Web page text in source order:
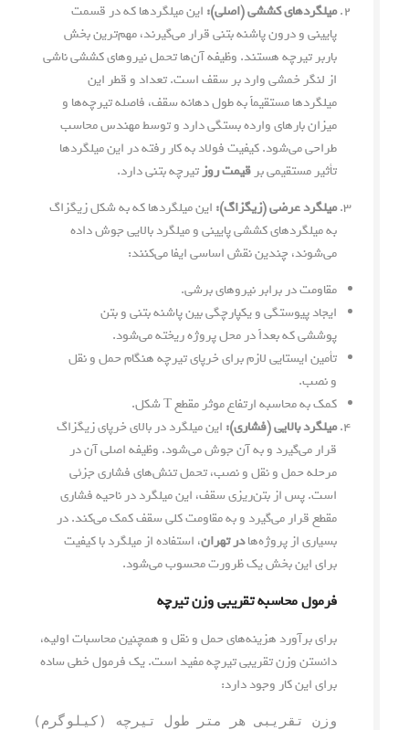
میلگردهای کششی (اصلی): این میلگردها که در قسمت
پایینی و درون پاشنه بتنی قرار می‌گیرند، مهم‌ترین بخش
باربر تیرچه هستند. وظیفه آن‌ها تحمل نیروهای کششی ناشی
از لنگر خمشی وارد بر سقف است. تعداد و قطر این
میلگردها مستقیماً به طول دهانه سقف، فاصله تیرچه‌ها و
میزان بارهای وارده بستگی دارد و توسط مهندس محاسب
طراحی می‌شود. کیفیت فولاد به کار رفته در این میلگردها
تأثیر مستقیمی برقیمت روزتیرچه بتنی دارد.
میلگرد عرضی (زیگزاگ): این میلگردها که به شکل زیگزاگ
به میلگردهای کششی پایینی و میلگرد بالایی جوش داده
می‌شوند، چندین نقش اساسی ایفا می‌کنند:
مقاومت در برابر نیروهای برشی.
ایجاد پیوستگی و یکپارچگی بین پاشنه بتنی و بتن
پوششی که بعداً در محل پروژه ریخته می‌شود.
تأمین ایستایی لازم برای خرپای تیرچه هنگام حمل و نقل
و نصب.
کمک به محاسبه ارتفاع موثر مقطع T شکل.
میلگرد بالایی (فشاری): این میلگرد در بالای خرپای زیگزاگ
قرار می‌گیرد و به آن جوش می‌شود. وظیفه اصلی آن در
مرحله حمل و نقل و نصب، تحمل تنش‌های فشاری جزئی
است. پس از بتن‌ریزی سقف، این میلگرد در ناحیه فشاری
مقطع قرار می‌گیرد و به مقاومت کلی سقف کمک می‌کند. در
بسیاری از پروژه‌هادر تهران، استفاده از میلگرد با کیفیت
برای این بخش یک ظرورت محسوب می‌شود.
فرمول محاسبه تقریبی وزن تیرچه
برای برآورد هزینه‌های حمل و نقل و همچنین محاسبات اولیه،
دانستن وزن تقریبی تیرچه مفید است. یک فرمول خطی ساده
برای این کار وجود دارد:
وزن تقریبی هر متر طول تیرچه (کیلوگرم)